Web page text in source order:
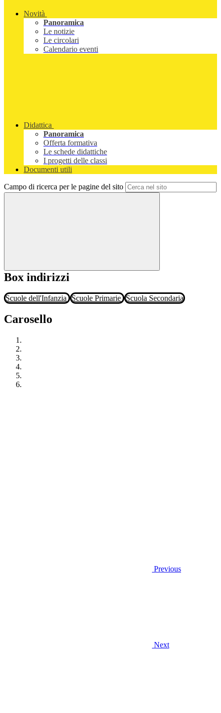
Novità
Panoramica
Le notizie
Le circolari
Calendario eventi
Didattica
Panoramica
Offerta formativa
Le schede didattiche
I progetti delle classi
Documenti utili
Campo di ricerca per le pagine del sito
Box indirizzi
Scuole dell'Infanzia Scuole Primarie Scuola Secondaria
Carosello
Previous
Next